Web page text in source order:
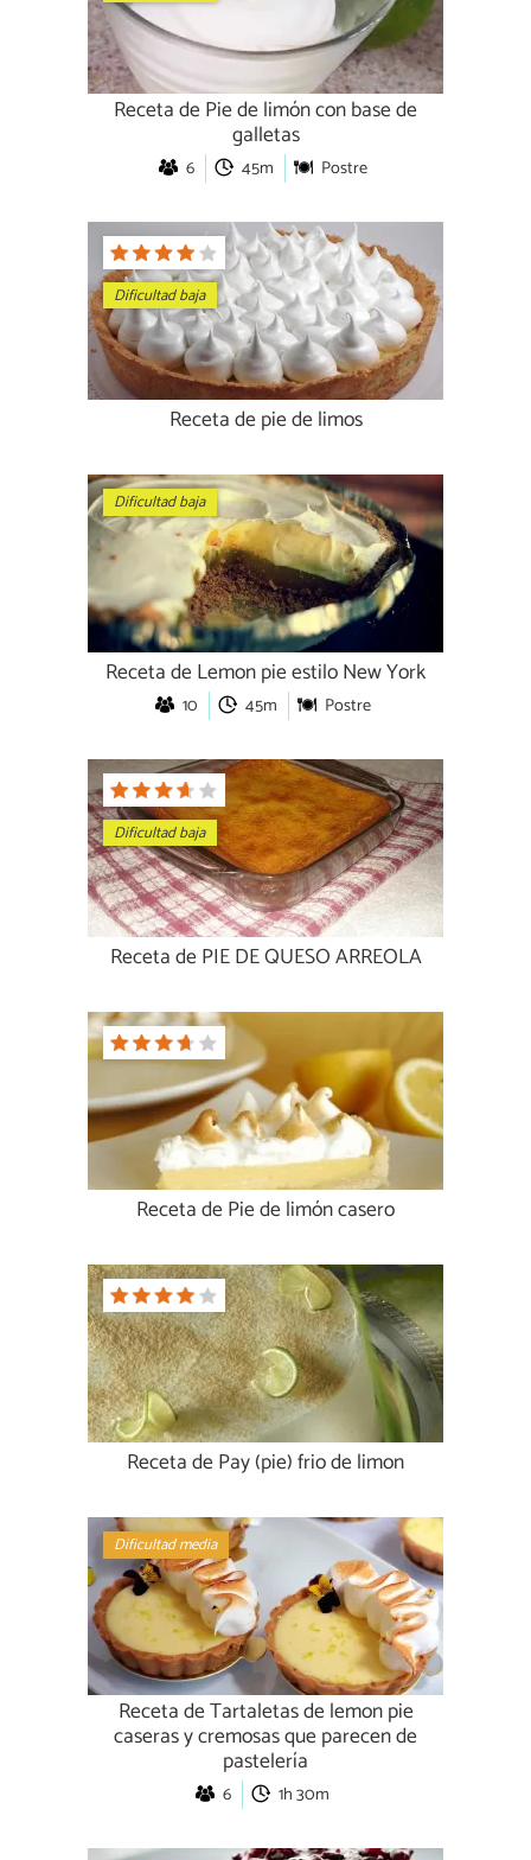
Receta de Pie de limón con base de
galletas
6 45m Postre
Dificultad baja
Receta de pie de limos
Dificultad baja
Receta de Lemon pie estilo New York
10 45m Postre
Dificultad baja
Receta de PIE DE QUESO ARREOLA
Receta de Pie de limón casero
Receta de Pay (pie) frio de limon
Dificultad media
Receta de Tartaletas de lemon pie
caseras y cremosas que parecen de
pastelería
6 1h 30m